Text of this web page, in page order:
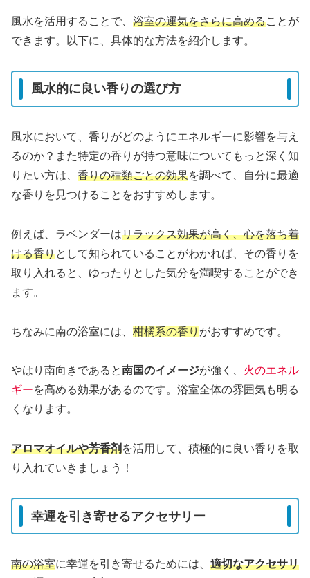
風水を活用することで、 浴室の運気をさらに高めることが
できます。以下に、具体的な方法を紹介します。
風水的に良い香りの選び方
風水において、香りがどのようにエネルギーに影響を与え
るのか？また特定の香りが持つ意味についてもっと深く知
りたい方は、 香りの種類ごとの効果を調べて、自分に最適
な香りを見つけることをおすすめします。
例えば、ラベンダーはリラックス効果が高く、心を落ち着
ける香りとして知られていることがわかれば、その香りを
取り入れると、ゆったりとした気分を満喫することができ
ます。
ちなみに南の浴室には、 柑橘系の香り がおすすめです。
やはり南向きであると南国のイメージが強く、 火のエネル
ギーを高める効果があるのです。浴室全体の雰囲気も明る
くなります。
アロマオイルや芳香剤を活用して、積極的に良い香りを取
り入れていきましょう！
幸運を引き寄せるアクセサリー
南の浴室に幸運を引き寄せるためには、 適切なアクセサリ